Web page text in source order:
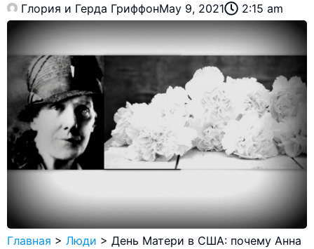
Глория и Герда ГриффонMay 9, 2021 2:15 am
Главная > Люди > День Матери в США: почему Анна